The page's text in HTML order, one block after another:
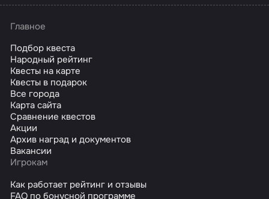
Главное
Подбор квеста
Народный рейтинг
Квесты на карте
Квесты в подарок
Все города
Карта сайта
Сравнение квестов
Акции
Архив наград и документов
Вакансии
Игрокам
Как работает рейтинг и отзывы
FAQ по бонусной программе